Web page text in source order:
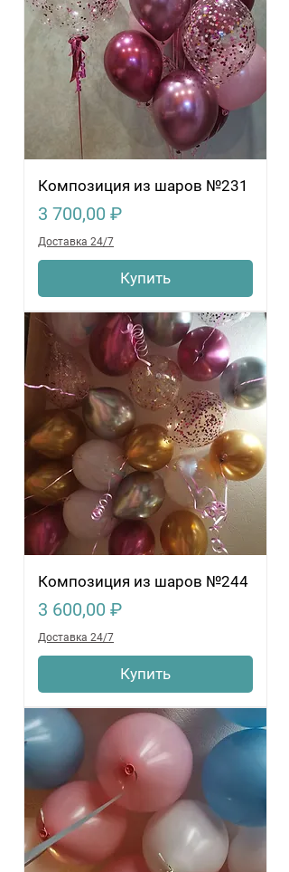
Композиция из шаров №231
Цена
3 700,00 ₽
Доставка 24/7
Купить
Композиция из шаров №244
Цена
3 600,00 ₽
Доставка 24/7
Купить